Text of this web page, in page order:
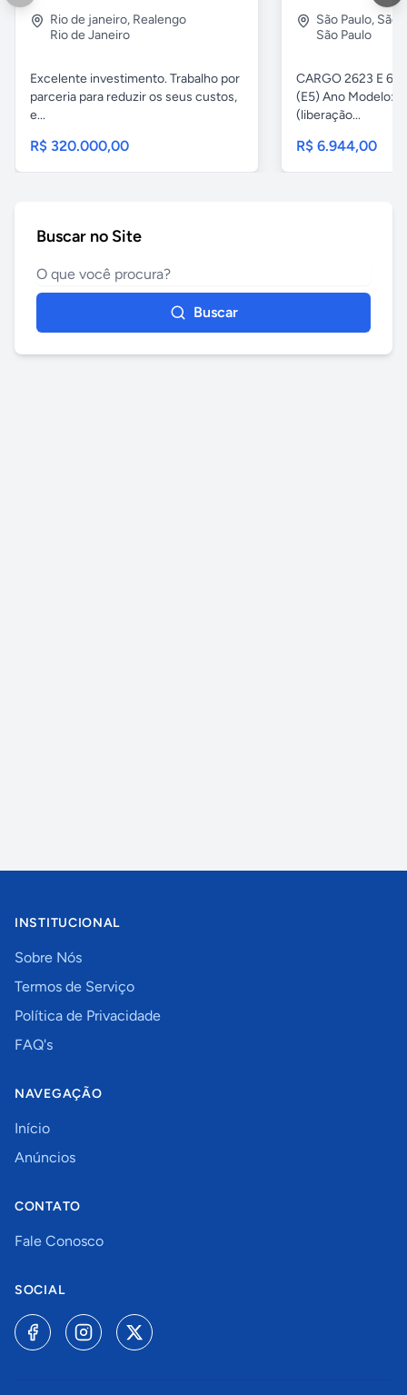
Rio de janeiro, Realengo
Rio de Janeiro
Excelente investimento. Trabalho por
parceria para reduzir os seus custos,
e...
R$ 320.000,00
São Paulo, São
São Paulo
CARGO 2623 E
(E5) Ano Modelo:
(liberação...
R$ 6.944,00
Buscar no Site
Buscar
INSTITUCIONAL
Sobre Nós
Termos de Serviço
Política de Privacidade
FAQ's
NAVEGAÇÃO
Início
Anúncios
CONTATO
Fale Conosco
SOCIAL